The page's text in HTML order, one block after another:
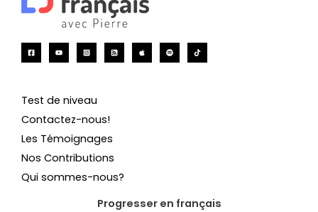
Test de niveau
Contactez-nous!
Les Témoignages
Nos Contributions
Qui sommes-nous?
Progresser en français